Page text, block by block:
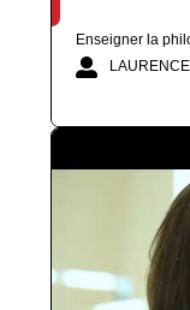
Enseigner la